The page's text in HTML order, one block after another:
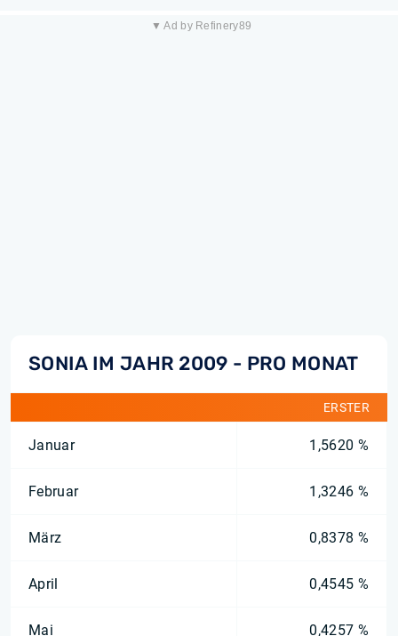
▼ Ad by Refinery89
SONIA IM JAHR 2009 - PRO MONAT
ERSTER
Januar 1,5620 %
Februar 1,3246 %
März 0,8378 %
April 0,4545 %
Mai 0,4257 %